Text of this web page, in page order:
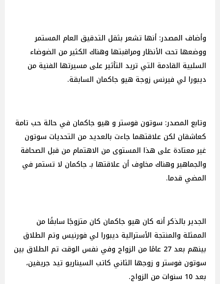
وأضاف المصدر: أنها تشعر بثقل التدقيق العام المستمر
ووضعها تحت الأنظار ومراقبتها وهناك الكثير من الضوضاء
السلبية القادمة التي تريد التأثير على مسيرتها الفنية من
ديبورا لي فيرنس زوجة هيو جاكمان السابقة.
وتابع المصدر: سوتون فوستر و هيو جاكمان في حالة حب تامة
كعاشقان لكن علاقتهما جاءت بالعديد من التحديات سوتون
غير معتادة على هذا المستوى من الاهتمام من قبل الصحافة
والجماهير وهناك مخاوف أن علاقتها بـ جاكمان لا تستمر في
المضي قدما.
الجدير بالذكر أنه كان هيو جاكمان كان متزوجًا سابقًا من
الممثلة والمنتجة الأسترالية ديبورا لي فورنيس وتم الطلاق
بينهم بعد 27 عامًا من الزواج وفي نفس الوقت تم الطلاق بين
سوتون فوستر و زوجها الثاني كاتب السيناريو تيد جريفين،
بعد 10 سنوات من الزواج.